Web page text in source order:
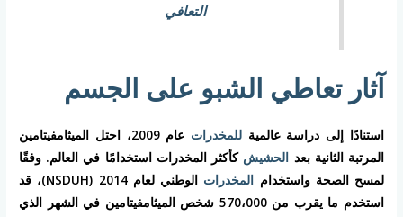
التعافي
آثار تعاطي الشبو على الجسم
استنادًا إلى دراسة عالمية للمخدرات
عام 2009، احتل الميثامفيتامين
المرتبة الثانية بعد الحشيش كأكثر المخدرات استخدامًا في العالم. وفقًا
لمسح الصحة واستخدام المخدرات
الوطني لعام 2014 (NSDUH)، قد
استخدم ما يقرب من 570،000 شخص الميثامفيتامين في الشهر الذي